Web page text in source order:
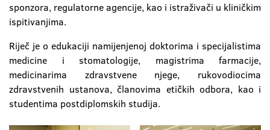
sponzora, regulatorne agencije, kao i istraživači u kliničkim
ispitivanjima.
Riječ je o edukaciji namijenjenoj doktorima i specijalistima
medicine i stomatologije, magistrima farmacije,
medicinarima zdravstvene njege, rukovodiocima
zdravstvenih ustanova, članovima etičkih odbora, kao i
studentima postdiplomskih studija.